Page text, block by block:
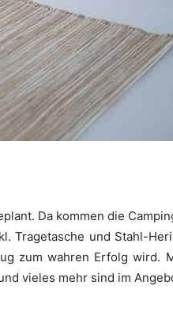
Da kommen die
und Stahl-
zum wahren Erfolg wird.
vieles mehr sind im